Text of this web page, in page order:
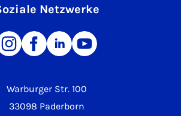
Warburger Str. 100
33098 Paderborn
Netzwerke